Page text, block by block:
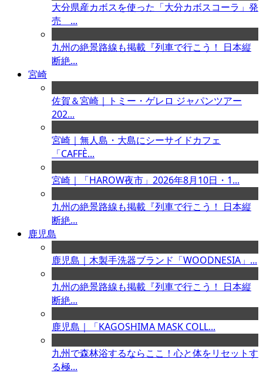
大分県産カボスを使った「大分カボスコーラ」発
売 ...
九州の絶景路線も掲載『列車で行こう！ 日本縦
断絶...
宮崎
佐賀＆宮崎｜トミー・ゲレロ ジャパンツアー
202...
宮崎｜無人島・大島にシーサイドカフェ
「CAFFÈ...
宮崎｜「HAROW夜市」2026年8月10日・1...
九州の絶景路線も掲載『列車で行こう！ 日本縦
断絶...
鹿児島
鹿児島｜木製手洗器ブランド「WOODNESIA」...
九州の絶景路線も掲載『列車で行こう！ 日本縦
断絶...
鹿児島｜「KAGOSHIMA MASK COLL...
九州で森林浴するならここ！心と体をリセットす
る極...